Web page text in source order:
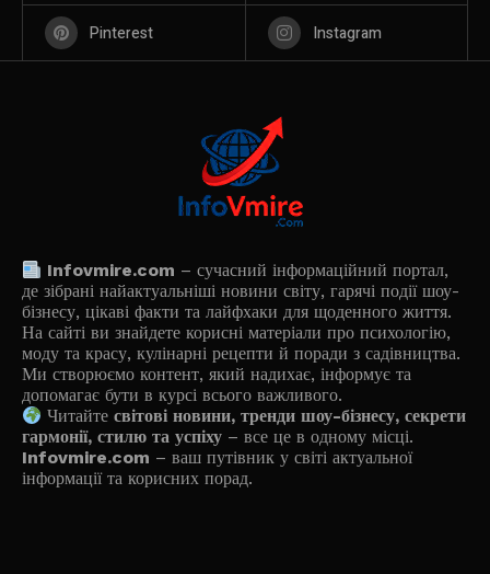
Pinterest Instagram
Infovmire.com – сучасний інформаційний портал,
де зібрані найактуальніші новини світу, гарячі події шоу-
бізнесу, цікаві факти та лайфхаки для щоденного життя.
На сайті ви знайдете корисні матеріали про психологію,
моду та красу, кулінарні рецепти й поради з садівництва.
Ми створюємо контент, який надихає, інформує та
допомагає бути в курсі всього важливого.
Читайтесвітові новини, тренди шоу-бізнесу, секрети
гармонії, стилю та успіху – все це в одному місці.
Infovmire.com – ваш путівник у світі актуальної
інформації та корисних порад.